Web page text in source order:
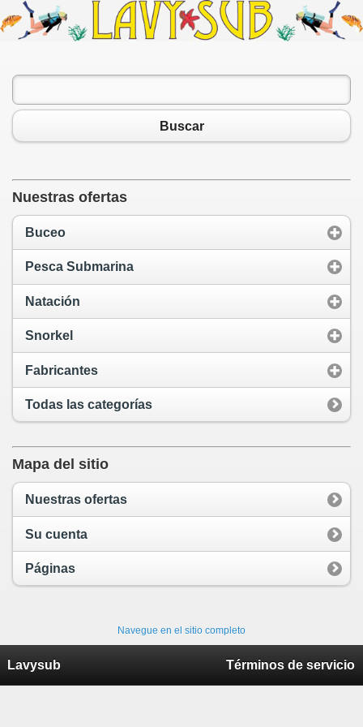
Buscar
Nuestras ofertas
Buceo
Pesca Submarina
Natación
Snorkel
Fabricantes
Todas las categorías
Mapa del sitio
Nuestras ofertas
Su cuenta
Páginas
Navegue en el sitio completo
Lavysub Términos de servicio